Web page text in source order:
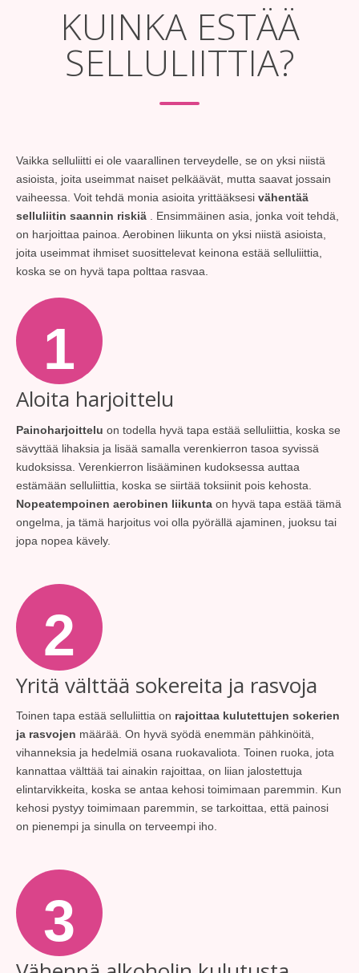
KUINKA ESTÄÄ
SELLULIITTIA?
Vaikka selluliitti ei ole vaarallinen terveydelle, se on yksi niistä
asioista, joita useimmat naiset pelkäävät, mutta saavat jossain
vaiheessa. Voit tehdä monia asioita yrittääksesi vähentää
selluliitin saannin riskiä . Ensimmäinen asia, jonka voit tehdä,
on harjoittaa painoa. Aerobinen liikunta on yksi niistä asioista,
joita useimmat ihmiset suosittelevat keinona estää selluliittia,
koska se on hyvä tapa polttaa rasvaa.
1
Aloita harjoittelu
Painoharjoittelu on todella hyvä tapa estää selluliittia, koska se
sävyttää lihaksia ja lisää samalla verenkierron tasoa syvissä
kudoksissa. Verenkierron lisääminen kudoksessa auttaa
estämään selluliittia, koska se siirtää toksiinit pois kehosta.
Nopeatempoinen aerobinen liikunta on hyvä tapa estää tämä
ongelma, ja tämä harjoitus voi olla pyörällä ajaminen, juoksu tai
jopa nopea kävely.
2
Yritä välttää sokereita ja rasvoja
Toinen tapa estää selluliittia on rajoittaa kulutettujen sokerien
ja rasvojen määrää. On hyvä syödä enemmän pähkinöitä,
vihanneksia ja hedelmiä osana ruokavaliota. Toinen ruoka, jota
kannattaa välttää tai ainakin rajoittaa, on liian jalostettuja
elintarvikkeita, koska se antaa kehosi toimimaan paremmin. Kun
kehosi pystyy toimimaan paremmin, se tarkoittaa, että painosi
on pienempi ja sinulla on terveempi iho.
3